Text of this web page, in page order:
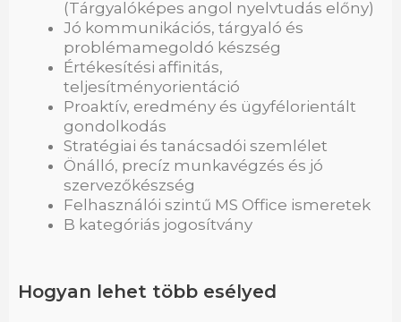
(Tárgyalóképes angol nyelvtudás előny)
Jó kommunikációs, tárgyaló és
problémamegoldó készség
Értékesítési affinitás,
teljesítményorientáció
Proaktív, eredmény és ügyfélorientált
gondolkodás
Stratégiai és tanácsadói szemlélet
Önálló, precíz munkavégzés és jó
szervezőkészség
Felhasználói szintű MS Office ismeretek
B kategóriás jogosítvány
Hogyan lehet több esélyed